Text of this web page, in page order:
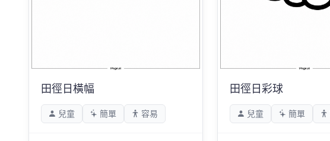
田徑日橫幅
兒童 簡單 容易
田徑日彩球
兒童 簡單